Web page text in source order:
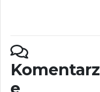
Komentarz